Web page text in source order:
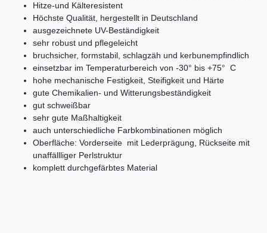
Hitze-und Kälteresistent
Höchste Qualität, hergestellt in Deutschland
ausgezeichnete UV-Beständigkeit
sehr robust und pflegeleicht
bruchsicher, formstabil, schlagzäh und kerbunempfindlich
einsetzbar im Temperaturbereich von -30° bis +75° C
hohe mechanische Festigkeit, Steifigkeit und Härte
gute Chemikalien- und Witterungsbeständigkeit
gut schweißbar
sehr gute Maßhaltigkeit
auch unterschiedliche Farbkombinationen möglich
Oberfläche: Vorderseite mit Lederprägung, Rückseite mit
unaffällliger Perlstruktur
komplett durchgefärbtes Material